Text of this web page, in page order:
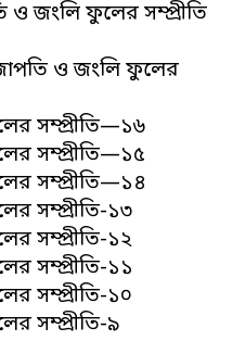
ও জংলি ফুলের সম্প্রীতি
ও জংলি ফুলের
সম্প্রীতি—১৬
সম্প্রীতি—১৫
সম্প্রীতি—১৪
সম্প্রীতি-১৩
সম্প্রীতি-১২
সম্প্রীতি-১১
সম্প্রীতি-১০
সম্প্রীতি-৯